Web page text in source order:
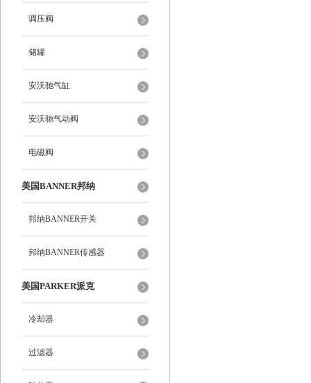
调压阀
储罐
安沃驰气缸
安沃驰气动阀
电磁阀
美国BANNER邦纳
邦纳BANNER开关
邦纳BANNER传感器
美国PARKER派克
冷却器
过滤器